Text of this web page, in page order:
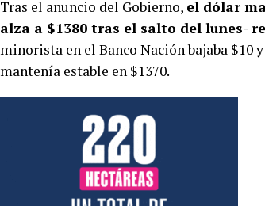
Tras el anuncio del Gobierno, el dólar
alza a $1380 tras el salto del lunes-
minorista en el Banco Nación bajaba $10
mantenía estable en $1370.